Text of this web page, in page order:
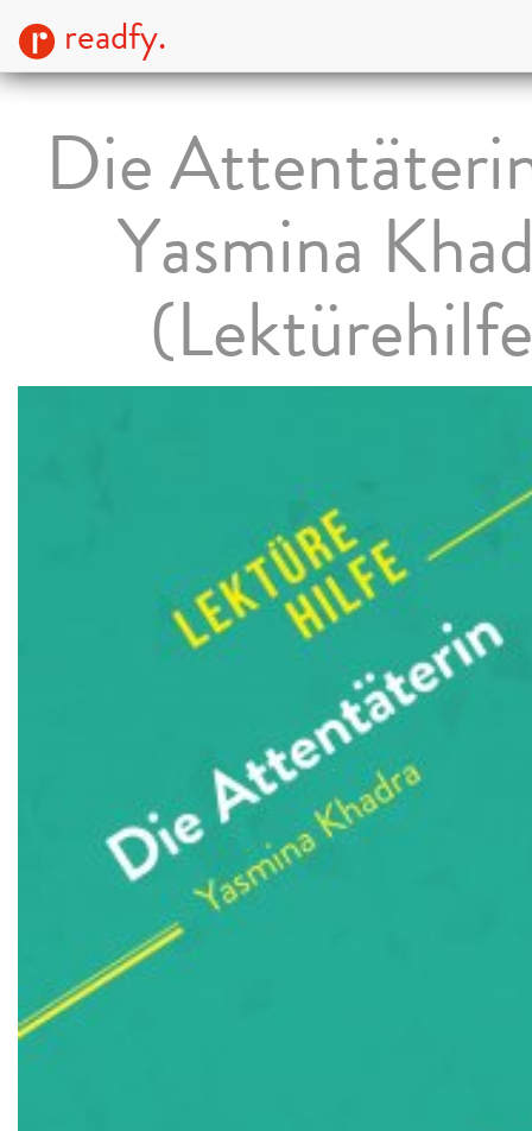
readfy.
Die
Yasmina